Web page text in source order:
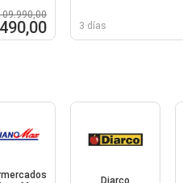
3 días